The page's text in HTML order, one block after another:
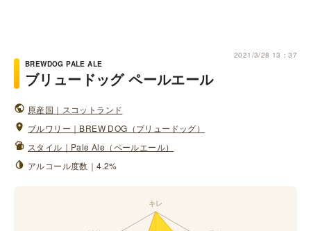
2021/3/28 13：37
BREWDOG PALE ALE
ブリュードッグ ペールエール
原産国｜スコットランド
ブルワリー｜BREW DOG（ブリュードッグ）
スタイル｜Pale Ale（ペールエール）
アルコール度数｜4.2%